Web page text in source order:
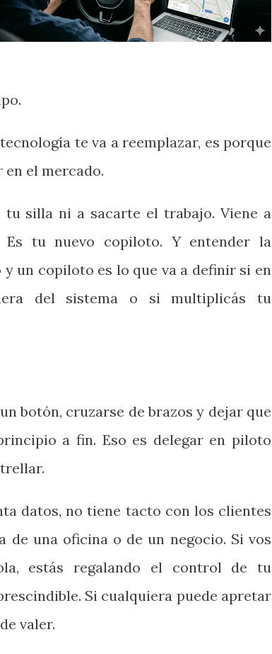
te va a reemplazar, es porque
el mercado.
silla ni a sacarte el trabajo. Viene a
tu nuevo copiloto. Y entender la
un copiloto es lo que va a definir si en
del sistema o si multiplicás tu
botón, cruzarse de brazos y dejar que
a fin. Eso es delegar en piloto
datos, no tiene tacto con los clientes
una oficina o de un negocio. Si vos
estás regalando el control de tu
Si cualquiera puede apretar
valer.